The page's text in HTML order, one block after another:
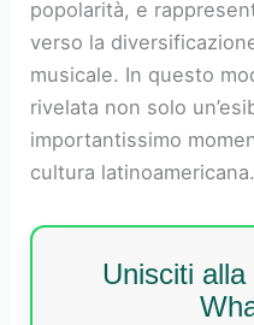
popolarità, e
verso la
musicale. In questo
rivelata non solo
importantissimo
cultura latinoamericana.
Unisciti